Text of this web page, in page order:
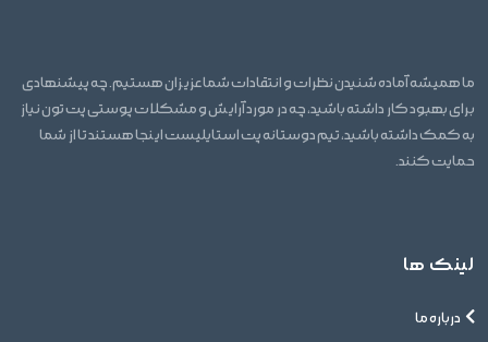
ما همیشه آماده شنیدن نظرات و انتقادات شما عزیزان هستیم. چه پیشنهادی
برای بهبود کار داشته باشید، چه در مورد آرایش و مشکلات پوستی پت تون نیاز
به کمک داشته باشید، تیم دوستانه پت استایلیست اینجا هستند تا از شما
حمایت کنند.
لینک ها
درباره ما